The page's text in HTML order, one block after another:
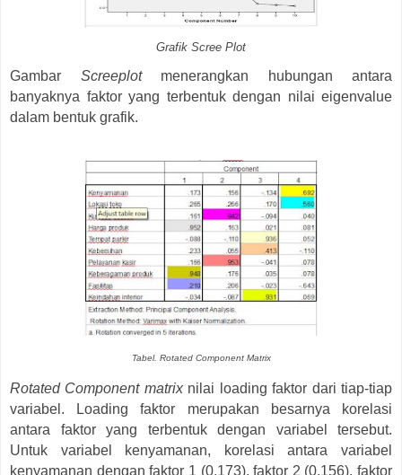
Grafik Scree Plot
Gambar Screeplotmenerangkan hubungan antara
banyaknya faktor yang terbentuk dengan nilai eigenvalue
dalam bentuk grafik.
Tabel. Rotated Component Matrix
Rotated Component matrix nilai loading faktor dari tiap-tiap
variabel. Loading faktor merupakan besarnya korelasi
antara faktor yang terbentuk dengan variabel tersebut.
Untuk variabel kenyamanan, korelasi antara variabel
kenyamanan dengan faktor 1 (0,173), faktor 2 (0,156), faktor